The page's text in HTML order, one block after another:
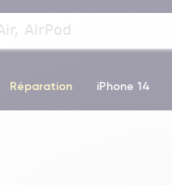
Réparation iPhone 14